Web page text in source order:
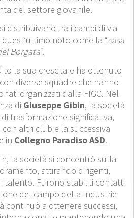
del settore giovanile.
distribuivano tra i campi di via
quest’ultimo noto come la “casa
Borgata“.
la sua crescita e ha ottenuto
diverse squadre che hanno
organizzati dalla FIGC. Nel
di Giuseppe Gibin, la società
trasformazione significativa,
altri club e la successiva
in Collegno Paradiso ASD.
la società si concentrò sulla
attirando dirigenti,
talento. Furono stabiliti contatti
del campo della Industrie
continuò a ottenere successi,